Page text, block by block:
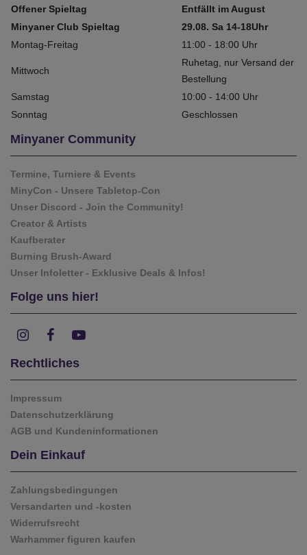
Offener Spieltag
Entfällt im August
Minyaner Club Spieltag
29.08. Sa 14-18Uhr
Montag-Freitag
11:00 - 18:00 Uhr
Mittwoch
Ruhetag, nur Versand der
Bestellung
Samstag
10:00 - 14:00 Uhr
Sonntag
Geschlossen
Minyaner Community
Termine, Turniere & Events
MinyCon - Unsere Tabletop-Con
Unser Discord - Join the Community!
Creator & Artists
Kaufberater
Burning Brush-Award
Unser Infoletter - Exklusive Deals & Infos!
Folge uns hier!
Rechtliches
Impressum
Datenschutzerklärung
AGB und Kundeninformationen
Dein Einkauf
Zahlungsbedingungen
Versandarten und -kosten
Widerrufsrecht
Warhammer figuren kaufen